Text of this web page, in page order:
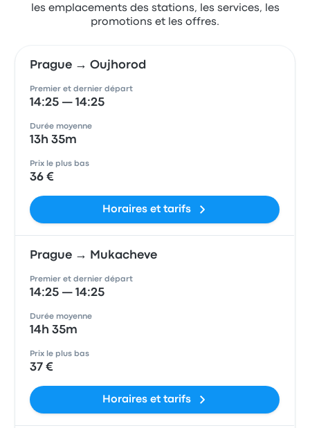
les emplacements des stations, les services, les
promotions et les offres.
Prague → Oujhorod
Premier et dernier départ
14:25 — 14:25
Durée moyenne
13h 35m
Prix le plus bas
36 €
Horaires et tarifs
Prague → Mukacheve
Premier et dernier départ
14:25 — 14:25
Durée moyenne
14h 35m
Prix le plus bas
37 €
Horaires et tarifs